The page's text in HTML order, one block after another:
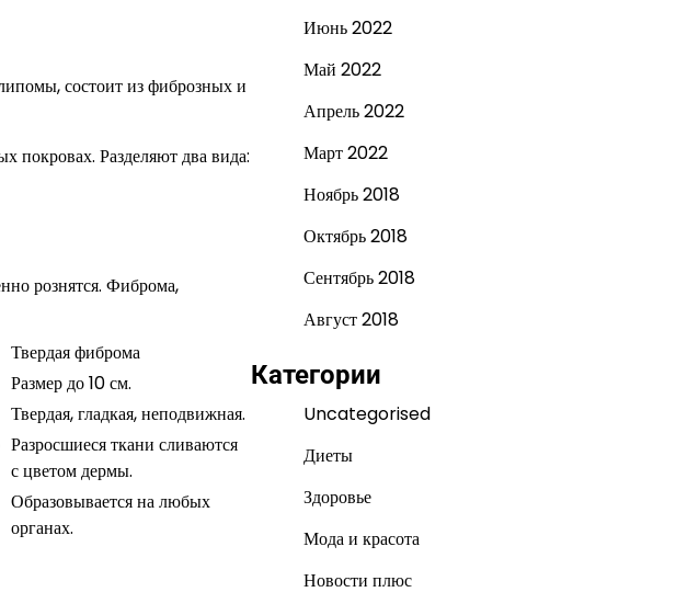
состоит из фиброзных и
покровах. Разделяют два вида:
рознятся. Фиброма,
Твердая фиброма
Размер до 10 см.
Твердая, гладкая, неподвижная.
Разросшиеся ткани сливаются
с цветом дермы.
Образовывается на любых
органах.
Июнь 2022
Май 2022
Апрель 2022
Март 2022
Ноябрь 2018
Октябрь 2018
Сентябрь 2018
Август 2018
Категории
Uncategorised
Диеты
Здоровье
Мода и красота
Новости плюс